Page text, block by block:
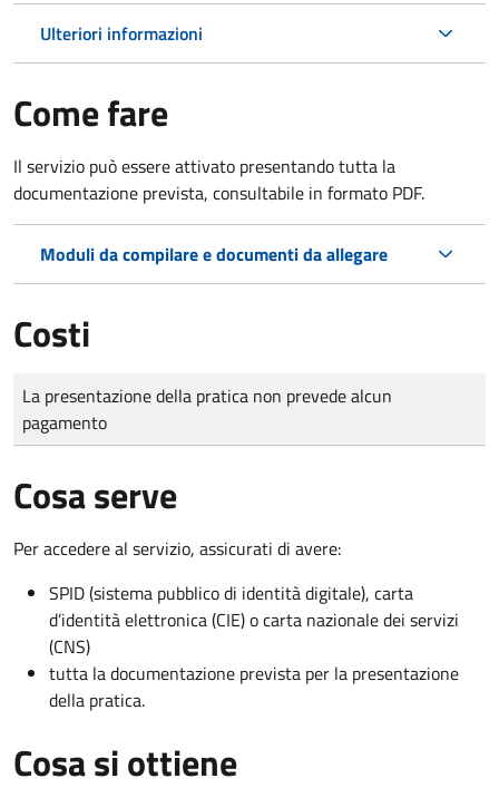
Ulteriori informazioni
Come fare
Il servizio può essere attivato presentando tutta la
documentazione prevista, consultabile in formato PDF.
Moduli da compilare e documenti da allegare
Costi
Tipo di pagamento
Importo
La presentazione della pratica non prevede alcun
pagamento
Cosa serve
Per accedere al servizio, assicurati di avere:
SPID (sistema pubblico di identità digitale), carta
d’identità elettronica (CIE) o carta nazionale dei servizi
(CNS)
tutta la documentazione prevista per la presentazione
della pratica.
Cosa si ottiene